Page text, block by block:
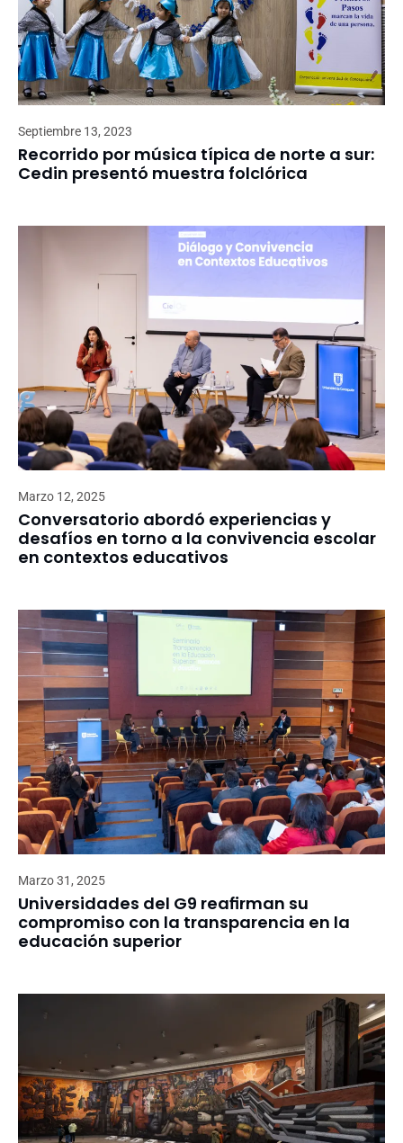
Septiembre 13, 2023
Recorrido por música típica de norte a sur:
Cedin presentó muestra folclórica
Marzo 12, 2025
Conversatorio abordó experiencias y
desafíos en torno a la convivencia escolar
en contextos educativos
Marzo 31, 2025
Universidades del G9 reafirman su
compromiso con la transparencia en la
educación superior